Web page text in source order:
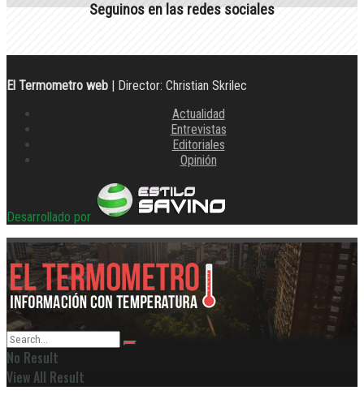
Seguinos en las redes sociales
El Termometro web | Director: Christian Skrilec
Actualidad
Entrevistas
Editoriales
Opinión
Desarrollado por
No Result
View All Result